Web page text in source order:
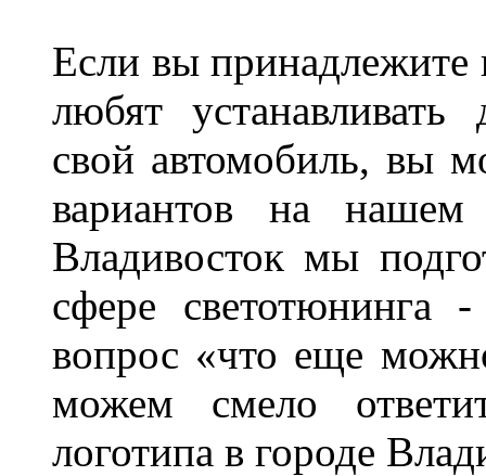
Если вы принадлежите
любят устанавливать
свой автомобиль, вы
вариантов на
Владивосток мы
сфере светотюнинга
вопрос «что еще
можем смело
логотипа в городе